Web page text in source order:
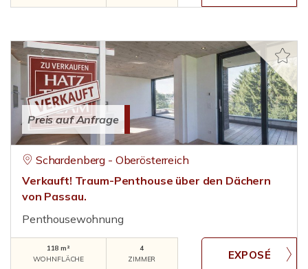
Preis auf Anfrage
Schardenberg - Oberösterreich
Verkauft! Traum-Penthouse über den Dächern
von Passau.
Penthousewohnung
118 m²
WOHNFLÄCHE
4
ZIMMER